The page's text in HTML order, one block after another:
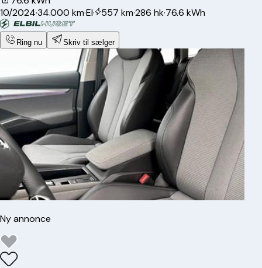
10/2024·34.000 km·El· 557 km·286 hk·76.6 kWh
Ring nu Skriv til sælger
Ny annonce